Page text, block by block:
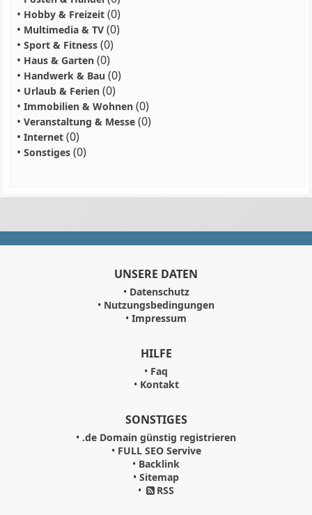
• Hobby & Freizeit(0)
• Multimedia & TV(0)
• Sport & Fitness(0)
• Haus & Garten(0)
• Handwerk & Bau (0)
• Urlaub & Ferien(0)
• Immobilien & Wohnen(0)
• Veranstaltung & Messe(0)
• Internet(0)
• Sonstiges(0)
UNSERE DATEN
• Datenschutz
• Nutzungsbedingungen
• Impressum
HILFE
• Faq
• Kontakt
SONSTIGES
• .de Domain günstig registrieren
• FULL SEO Servive
• Backlink
• Sitemap
•
RSS